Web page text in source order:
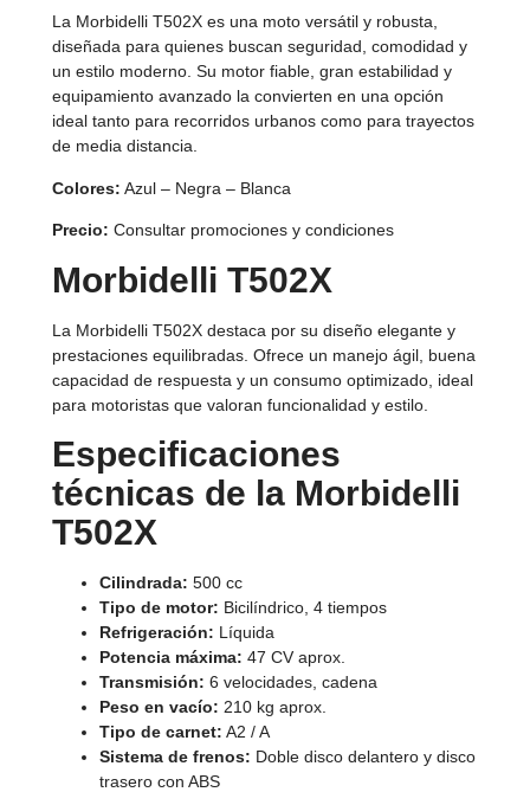
La Morbidelli T502X es una moto versátil y robusta,
diseñada para quienes buscan seguridad, comodidad y
un estilo moderno. Su motor fiable, gran estabilidad y
equipamiento avanzado la convierten en una opción
ideal tanto para recorridos urbanos como para trayectos
de media distancia.
Colores: Azul – Negra – Blanca
Precio: Consultar promociones y condiciones
Morbidelli T502X
La Morbidelli T502X destaca por su diseño elegante y
prestaciones equilibradas. Ofrece un manejo ágil, buena
capacidad de respuesta y un consumo optimizado, ideal
para motoristas que valoran funcionalidad y estilo.
Especificaciones
técnicas de la Morbidelli
T502X
Cilindrada: 500 cc
Tipo de motor: Bicilíndrico, 4 tiempos
Refrigeración: Líquida
Potencia máxima: 47 CV aprox.
Transmisión: 6 velocidades, cadena
Peso en vacío: 210 kg aprox.
Tipo de carnet: A2 / A
Sistema de frenos: Doble disco delantero y disco
trasero con ABS